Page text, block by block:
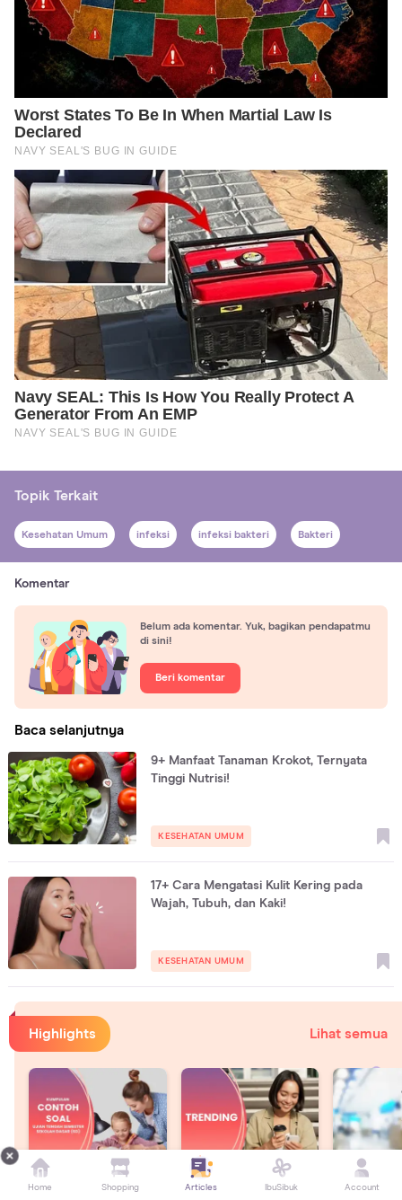
Topik Terkait
Kesehatan Umum infeksi infeksi bakteri Bakteri
Komentar
Belum ada komentar. Yuk, bagikan pendapatmu
di sini!
Beri komentar
Baca selanjutnya
9+ Manfaat Tanaman Krokot, Ternyata
Tinggi Nutrisi!
KESEHATAN UMUM
17+ Cara Mengatasi Kulit Kering pada
Wajah, Tubuh, dan Kaki!
KESEHATAN UMUM
Highlights Lihat semua
Contoh Soal Asesmen
Berita Trending
Artikel
Home Shopping Articles IbuSibuk Account